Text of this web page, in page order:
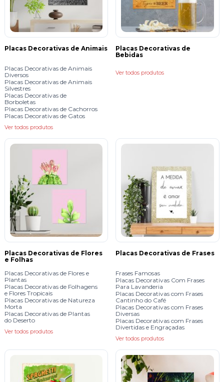
Placas Decorativas de Animais
Placas Decorativas de Animais
Diversos
Placas Decorativas de Animais
Silvestres
Placas Decorativas de
Borboletas
Placas Decorativas de Cachorros
Placas Decorativas de Gatos
Ver todos produtos
Placas Decorativas de
Bebidas
Ver todos produtos
Placas Decorativas de Flores
e Folhas
Placas Decorativas de Flores e
Plantas
Placas Decorativas de Folhagens
e Flores Tropicais
Placas Decorativas de Natureza
Morta
Placas Decorativas de Plantas
do Deserto
Ver todos produtos
Placas Decorativas de Frases
Frases Famosas
Placas Decorativas Com Frases
Para Lavanderia
Placas Decorativas com Frases
Cantinho do Café
Placas Decorativas com Frases
Diversas
Placas Decorativas com Frases
Divertidas e Engraçadas
Ver todos produtos